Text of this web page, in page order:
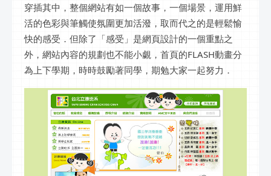
穿插其中，整個網站有如一個故事，一個場景，運用鮮
活的色彩與筆觸使氛圍更加活潑，取而代之的是輕鬆愉
快的感受．但除了「感受」是網頁設計的一個重點之
外，網站內容的規劃也不能小覷，首頁的FLASH動畫分
為上下學期，時時鼓勵著同學，期勉大家一起努力．